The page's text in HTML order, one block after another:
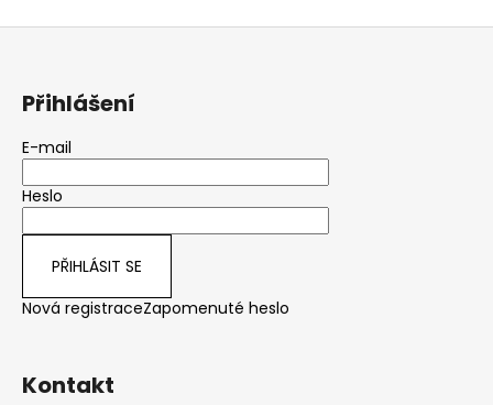
Z
Přihlášení
E-mail
Heslo
PŘIHLÁSIT SE
Nová registraceZapomenuté heslo
Kontakt